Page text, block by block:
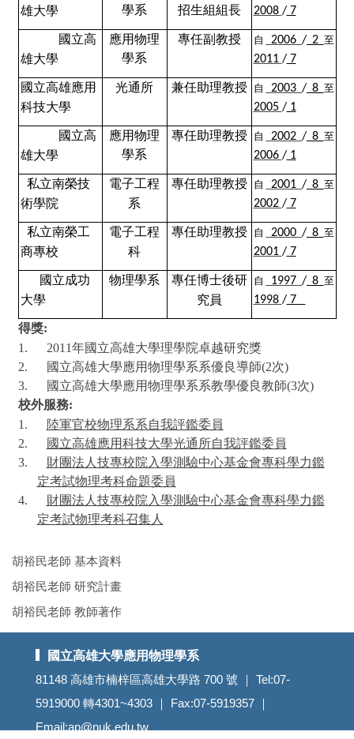
雄大學
學系
招生組組長
2008 /7
國立高
雄大學
應用物理
學系
專任副教授 自 2006 /2 至
2011 /7
國立高雄應用
科技大學
光通所 兼任助理教授 自 2003 /8 至
2005 /1
國立高
雄大學
應用物理
學系
專任助理教授 自 2002 /8 至
2006 /1
私立南榮技
術學院
電子工程
系
專任助理教授 自 2001 /8 至
2002 /7
私立南榮工
商專校
電子工程
科
專任助理教授 自 2000 /8 至
2001 /7
國立成功
大學
物理學系
專任博士後研
究員
自 1997 /8 至
1998 /7
得獎:
1.
2011年國立高雄大學理學院卓越研究獎
2.
國立高雄大學應用物理學系系優良導師(2次)
3.
國立高雄大學應用物理學系系教學優良教師(3次)
校外服務:
1.
陸軍官校物理系系自我評鑑委員
2.
國立高雄應用科技大學光通所自我評鑑委員
3.
財團法人技專校院入學測驗中心基金會專科學力鑑
定考試物理考科命題委員
4.
財團法人技專校院入學測驗中心基金會專科學力鑑
定考試物理考科召集人
胡裕民老師 基本資料
胡裕民老師 研究計畫
胡裕民老師 教師著作
國立高雄大學應用物理學系
81148 高雄市楠梓區高雄大學路 700 號 ｜ Tel:07-
5919000 轉4301~4303 ｜ Fax:07-5919357 ｜
Email:ap@nuk.edu.tw